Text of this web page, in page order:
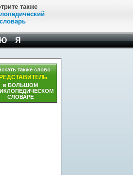
также
словарь
Я
также слово
в БОЛЬШОМ
СЛОВАРЕ